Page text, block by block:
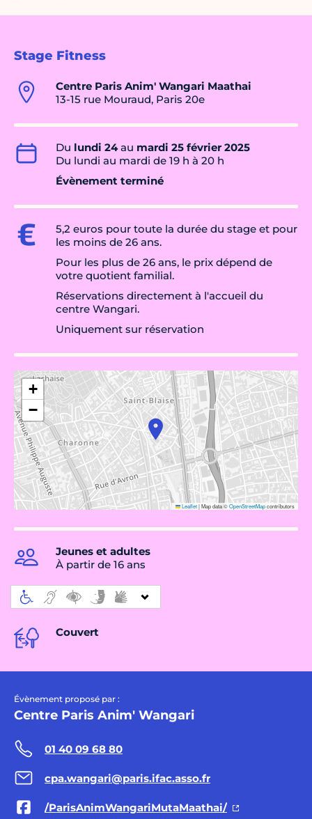
Stage Fitness
Centre Paris Anim' Wangari Maathai
13-15 rue Mouraud, Paris 20e
Du lundi 24au mardi 25 février 2025
Du lundi au mardi de 19 h à 20 h
Évènement terminé
5,2 euros pour toute la durée du stage et pour
les moins de 26 ans.
Pour les plus de 26 ans, le prix dépend de
votre quotient familial.
Réservations directement à l'accueil du
centre Wangari.
Uniquement sur réservation
+
−
Leaflet|Map data ©OpenStreetMapcontributors
Jeunes et adultes
À partir de 16 ans
Couvert
Évènement proposé par :
Centre Paris Anim' Wangari
01 40 09 68 80
cpa.wangari@paris.ifac.asso.fr
/ParisAnimWangariMutaMaathai/